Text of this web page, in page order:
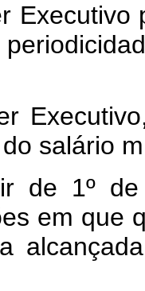
Executivo
salário
de 1º de
em que